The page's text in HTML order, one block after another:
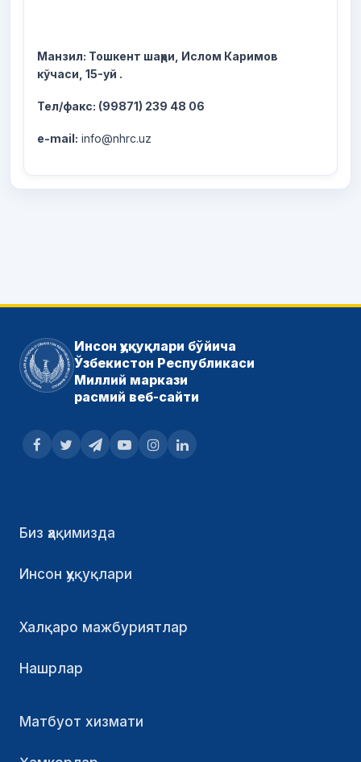
Манзил: Тошкент шаҳри, Ислом Каримов
кўчаси 15-уй .
Тел/факс: (99871) 239 48 06
e-mail: info@nhrc.uz
Инсон ҳуқуқлари бўйича
Ўзбекистон Республикаси
Миллий маркази
расмий веб-сайти
Биз ҳақимизда
Инсон ҳуқуқлари
Халқаро мажбуриятлар
Нашрлар
Матбуот хизмати